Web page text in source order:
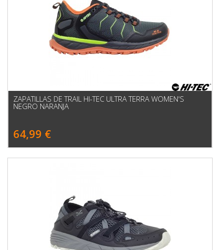
ZAPATILLAS DE TRAIL HI-TEC ULTRA TERRA WOMEN'S
NEGRO NARANJA
64,99 €